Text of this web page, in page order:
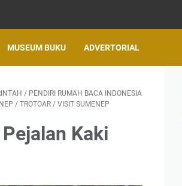
MUSEUM BUKU ADVERTORIAL
/ PENDIRI RUMAH BACA INDONESIA
/ TROTOAR / VISIT SUMENEP
Kaki